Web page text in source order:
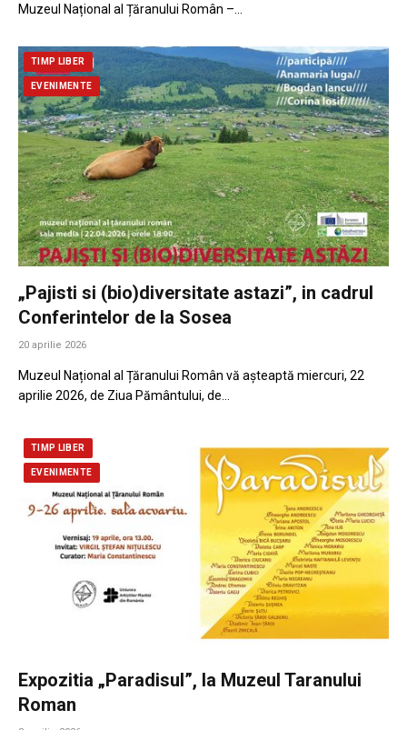
Muzeul Național al Țăranului Român –…
TIMP LIBER
EVENIMENTE
„Pajisti si (bio)diversitate astazi”, in cadrul
Conferintelor de la Sosea
20 aprilie 2026
Muzeul Național al Țăranului Român vă așteaptă miercuri, 22
aprilie 2026, de Ziua Pământului, de…
TIMP LIBER
EVENIMENTE
Expozitia „Paradisul”, la Muzeul Taranului
Roman